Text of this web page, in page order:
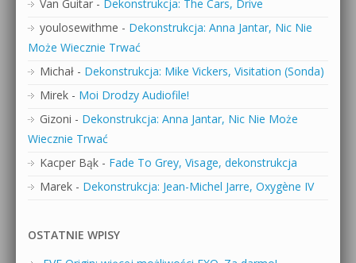
Van Guitar - Dekonstrukcja: The Cars, Drive
youlosewithme - Dekonstrukcja: Anna Jantar, Nic Nie
Może Wiecznie Trwać
Michał - Dekonstrukcja: Mike Vickers, Visitation (Sonda)
Mirek - Moi Drodzy Audiofile!
Gizoni - Dekonstrukcja: Anna Jantar, Nic Nie Może
Wiecznie Trwać
Kacper Bąk - Fade To Grey, Visage, dekonstrukcja
Marek - Dekonstrukcja: Jean-Michel Jarre, Oxygène IV
OSTATNIE WPISY